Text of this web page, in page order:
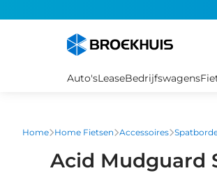
Auto'sLeaseBedrijfswagens
Home Home Fietsen Accessoires
Acid Mudguard